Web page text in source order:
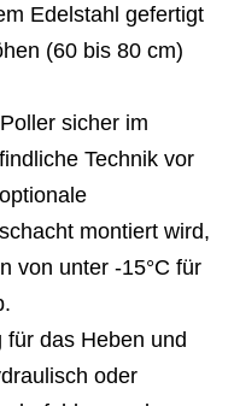
Edelstahl gefertigt
(60 bis 80 cm)
sicher im
Technik vor
montiert wird,
von unter -15°C für
für das Heben und
oder